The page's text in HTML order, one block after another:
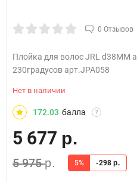
0 Отзывов
Плойка для волос JRL d38MM
230градусов apт.JPA058
Нет в наличии
172.03 балла ?
5 677 р.
5 975р. 5% -298 р.